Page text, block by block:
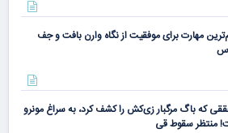
مهارت برای موفقیت از نگاه وارن بافت و جف
که باگ مرگبار زی‌کش را کشف کرد، به سراغ مونرو
منتظر سقوط قی